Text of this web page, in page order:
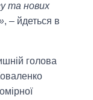
та нових
, – йдеться в
голова